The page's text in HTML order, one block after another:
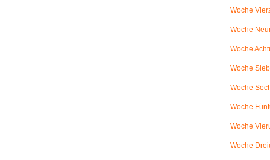
Woche
Woche
Woche
Woche
Woche
Woche
Woche
Woche